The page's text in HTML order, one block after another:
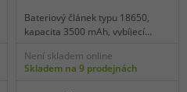
Bateriový článek typu 18650,
kapacita 3500 mAh, vybíjecí
ochranou proti přebití, zkratu a
vysokým teplotám, efektivní CDC
Není skladem online
Skladem na 9 prodejnách